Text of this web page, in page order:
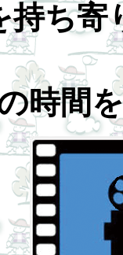
持ち寄
時間